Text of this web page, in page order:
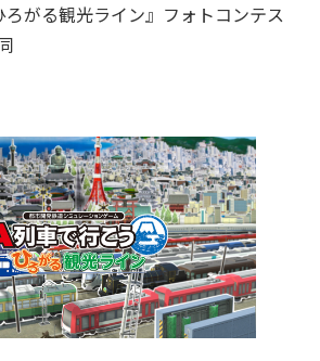
ろがる観光ライン』フォトコンテス